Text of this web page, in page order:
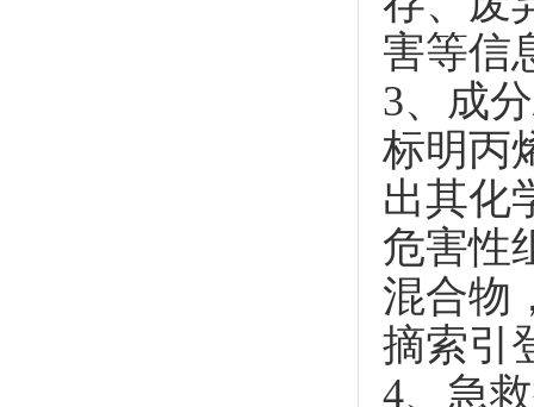
害等信
3、成
标明丙
出其化
危害性
混合物
摘索引
4、急